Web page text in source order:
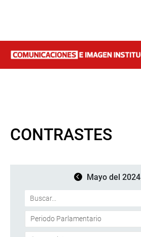
CONTRASTES
Mayo del 2024